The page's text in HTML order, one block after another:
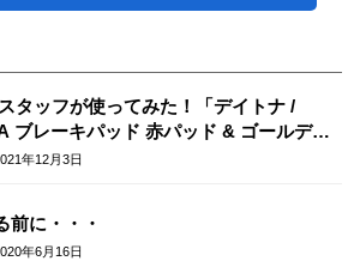
タッフが使ってみた！「デイトナ /
ブレーキパッド 赤パッド & ゴールデン
イ)」
年12月3日
前に・・・
年6月16日